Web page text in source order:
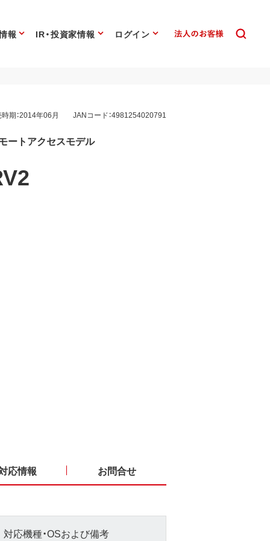
報 IR・投資家情報 ログイン
期：2014年06月 JANコード：4981254020791
ートアクセスモデル
応情報 お問合せ
対応機種・OSおよび備考